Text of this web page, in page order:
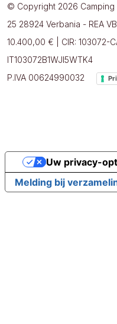
© Copyright 2026 Camping
25 28924 Verbania - REA
10.400,00 € | CIR: 103072-
IT103072B1WJI5WTK4
P.IVA 00624990032
Melding bij
Uw privacy-